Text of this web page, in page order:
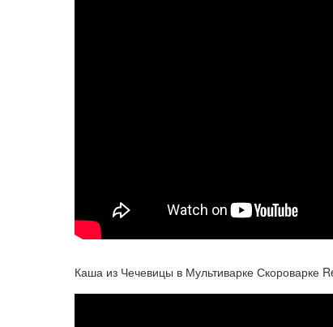
Каша из Чечевицы в Мультиварке Скороварке